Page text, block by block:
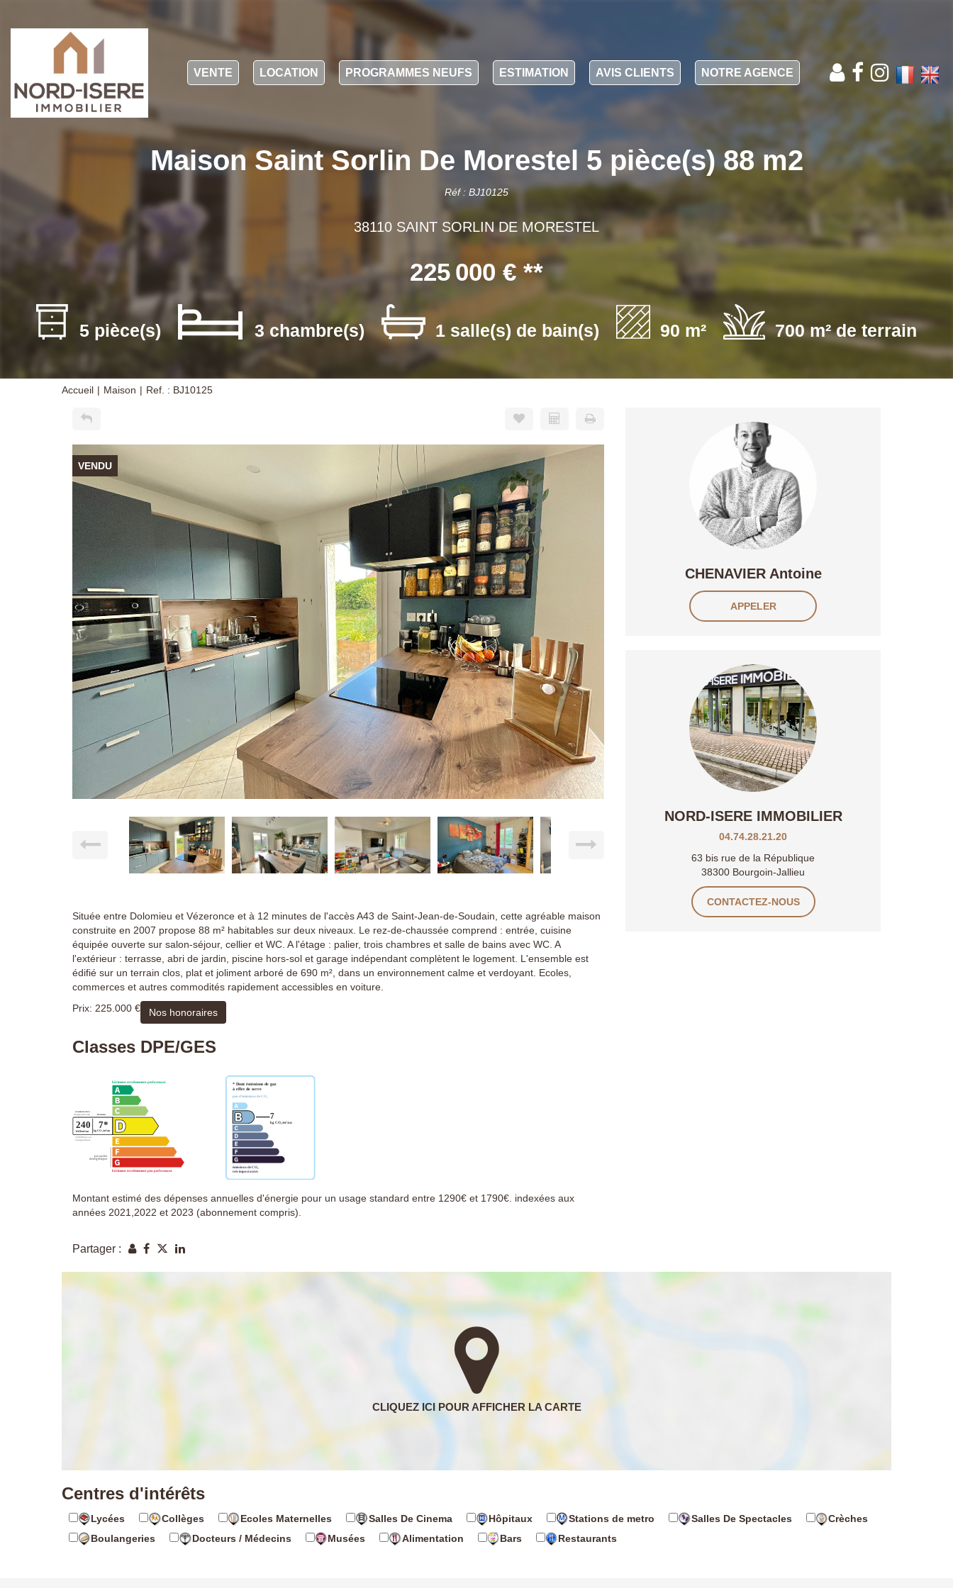
VENTE LOCATION PROGRAMMES NEUFS ESTIMATION AVIS CLIENTS NOTRE AGENCE
Maison Saint Sorlin De Morestel 5 pièce(s) 88 m2
Réf : BJ10125
38110 SAINT SORLIN DE MORESTEL
225 000 € **
5 pièce(s) 3 chambre(s) 1 salle(s) de bain(s) 90 m² 700 m² de terrain
Accueil Maison Ref. : BJ10125
VENDU
Située entre Dolomieu et Vézeronce et à 12 minutes de l'accès A43 de Saint-Jean-de-Soudain, cette agréable maison
construite en 2007 propose 88 m² habitables sur deux niveaux. Le rez-de-chaussée comprend : entrée, cuisine
équipée ouverte sur salon-séjour, cellier et WC. A l'étage : palier, trois chambres et salle de bains avec WC. A
l'extérieur : terrasse, abri de jardin, piscine hors-sol et garage indépendant complètent le logement. L'ensemble est
édifié sur un terrain clos, plat et joliment arboré de 690 m², dans un environnement calme et verdoyant. Ecoles,
commerces et autres commodités rapidement accessibles en voiture.
Prix: 225.000 €
Nos honoraires
Classes DPE/GES
Montant estimé des dépenses annuelles d'énergie pour un usage standard entre 1290€ et 1790€. indexées aux
années 2021,2022 et 2023 (abonnement compris).
Partager :
CHENAVIER Antoine
APPELER
NORD-ISERE IMMOBILIER
04.74.28.21.20
63 bis rue de la République
38300 Bourgoin-Jallieu
CONTACTEZ-NOUS
Centres d'intérêts
Lycées Collèges Ecoles Maternelles Salles De Cinema Hôpitaux Stations de metro Salles De Spectacles
Crèches
Boulangeries
Docteurs / Médecins Musées Alimentation Bars Restaurants